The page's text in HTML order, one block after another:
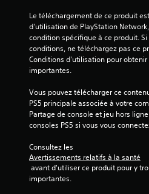
Le téléchargement de ce produit
d'utilisation de PlayStation
condition spécifique à ce produit.
conditions, ne téléchargez pas ce
Conditions d'utilisation pour
importantes.
Vous pouvez télécharger ce
PS5 principale associée à votre
Partage de console et jeu hors
consoles PS5 si vous vous
Consultez les
Avertissements relatifs à la santé
importantes.